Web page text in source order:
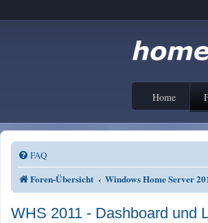
Home
FAQ
Foren-Übersicht Windows Home Server
WHS 2011 - Dashboard und